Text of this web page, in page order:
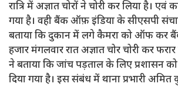
रात्रि में अज्ञात चोरों ने चोरी कर लिया है। एवं
गया है। वही बैंक ऑफ़ इंडिया के सीएसपी
बताया कि दुकान में लगे कैमरा को ऑफ कर
हजार मंगलवार रात अज्ञात चोर चोरी कर
ने बताया कि जांच पड़ताल के लिए प्रशासन
दिया गया है। इस संबंध में थाना प्रभारी अमित